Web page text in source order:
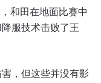
和田在地面比赛中
服技术击败了王
，但这些并没有影